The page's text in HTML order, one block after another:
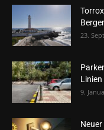
23.
Linien
9.